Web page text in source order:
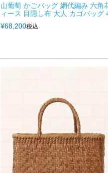
山葡萄 かごバッグ 網代編み 六角
ィース 目隠し布 大人 カゴバッグ
¥68,200税込